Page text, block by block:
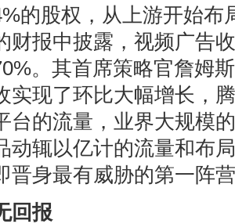
的股权，从上游开始布
财报中披露，视频广告
。其首席策略官詹姆
实现了环比大幅增长，
台的流量，业界大规模
动辄以亿计的流量和布
晋身最有威胁的第一阵
回报